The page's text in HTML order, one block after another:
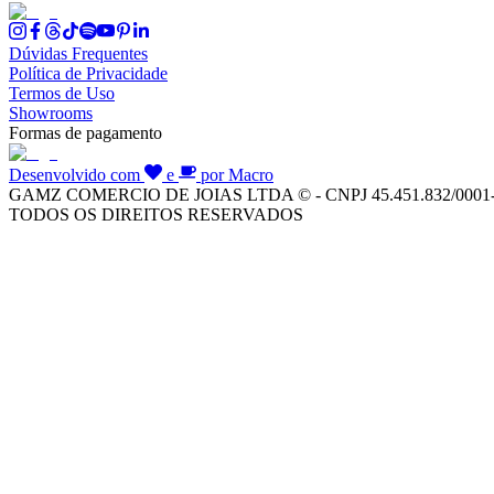
Dúvidas Frequentes
Política de Privacidade
Termos de Uso
Showrooms
Formas de pagamento
Desenvolvido com e
por Macro
GAMZ COMERCIO DE JOIAS LTDA © - CNPJ 45.451.832/
TODOS OS DIREITOS RESERVADOS